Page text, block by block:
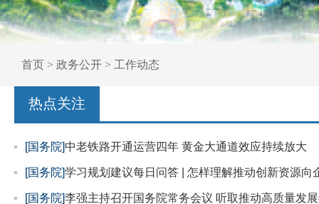
首页 > 政务公开 > 工作动态
热点关注
[国务院]中老铁路开通运营四年 黄金大通道效应持续放大
[国务院]学习规划建议每日问答 | 怎样理解推动创新资源向
[国务院]李强主持召开国务院常务会议 听取推动高质量发